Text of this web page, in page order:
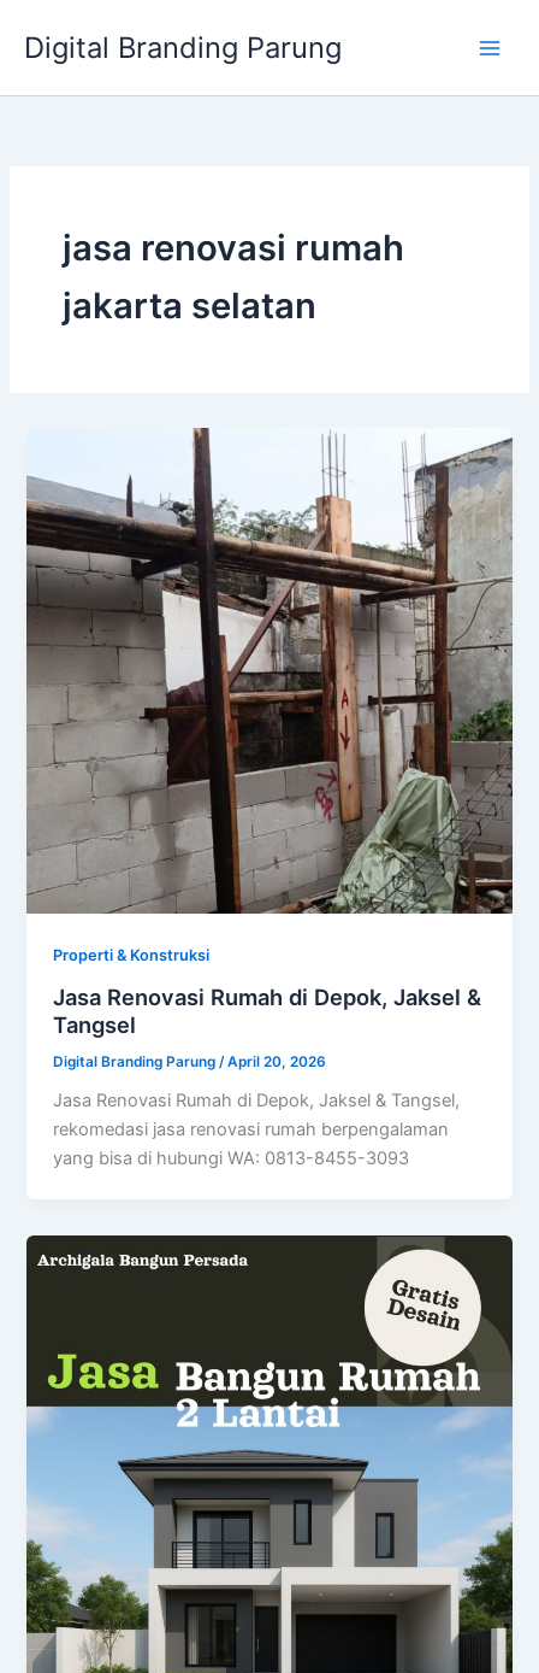
konten
Digital Branding Parung
jasa renovasi rumah
jakarta selatan
Properti & Konstruksi
Jasa Renovasi Rumah di Depok, Jaksel &
Tangsel
Digital Branding Parung /April 20, 2026
Jasa Renovasi Rumah di Depok, Jaksel & Tangsel,
rekomedasi jasa renovasi rumah berpengalaman
yang bisa di hubungi WA: 0813-8455-3093